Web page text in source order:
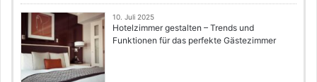
10. Juli 2025
Hotelzimmer gestalten – Trends und
Funktionen für das perfekte Gästezimmer